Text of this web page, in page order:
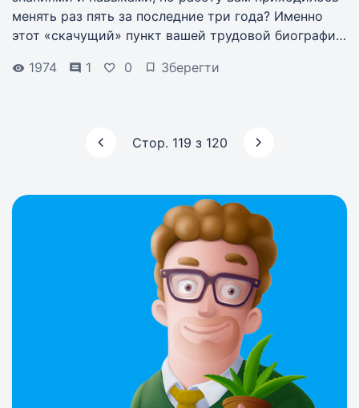
менять раз пять за последние три года? Именно
этот «скачущий» пункт вашей трудовой биографии
1974
1 0 Зберегти
Стор. 119 з 120